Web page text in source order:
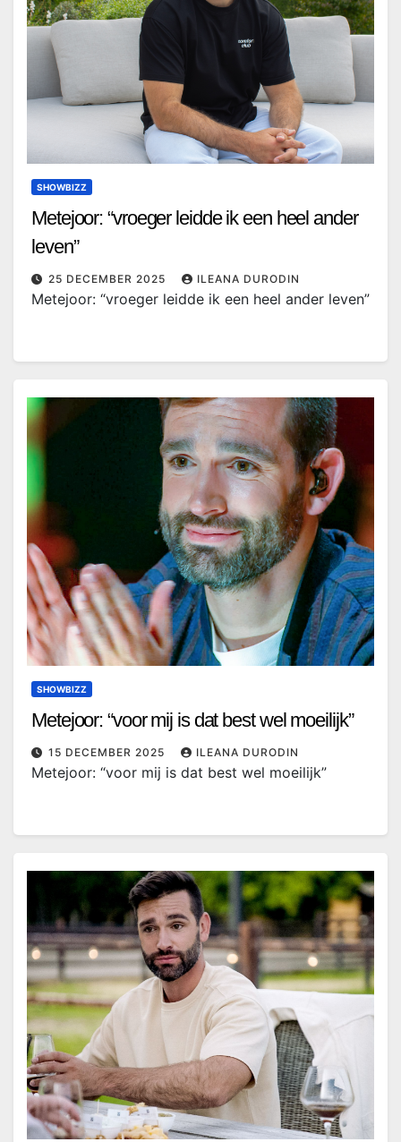
SHOWBIZZ
Metejoor: “vroeger leidde ik een heel ander
leven”
25 DECEMBER 2025 ILEANA DURODIN
Metejoor: “vroeger leidde ik een heel ander leven”
SHOWBIZZ
Metejoor: “voor mij is dat best wel moeilijk”
15 DECEMBER 2025 ILEANA DURODIN
Metejoor: “voor mij is dat best wel moeilijk”